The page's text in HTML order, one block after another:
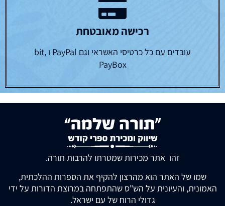
רכישה מאובטחת
עובדים עם כל כרטיסי האשראי וגם PayPal ו bit,
PayBox
זהו אתר מכירות שמטרתו להרבות תורה.
שמו של האתר הוא מהרצון להקיף את הספרות ההלכתית,
האמונית, והעיונית על הש"ס שהתפתחה במרוצת הדורות על ידי
גדולי הרוח של עם ישראל.